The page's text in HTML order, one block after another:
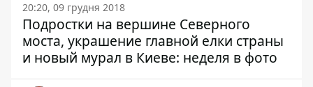
20:20, 09 грудня 2018
Подростки на вершине Северного
моста, украшение главной елки страны
и новый мурал в Киеве: неделя в фото